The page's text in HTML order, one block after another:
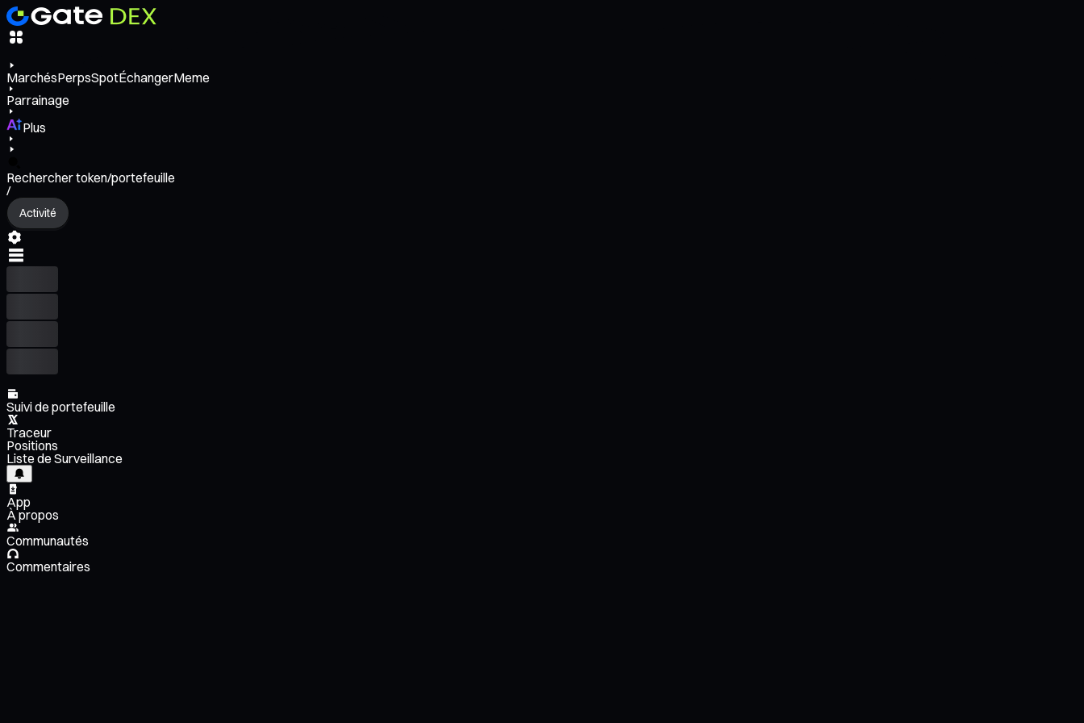
MarchésPerpsSpotÉchangerMeme
Parrainage
Plus
Rechercher token/portefeuille
/
Activité
Suivi de portefeuille
Traceur
Positions
Liste de Surveillance
App
À propos
Communautés
Commentaires